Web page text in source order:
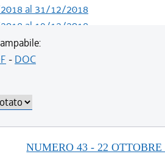
al 31/12/2018
al 19/12/2018
al 07/11/2018
al 28/03/2018
al 04/01/2018
al 09/08/2017
al 12/08/2016
al 12/01/2016
- DOC
NUMERO 43 - 22 OTTOBRE